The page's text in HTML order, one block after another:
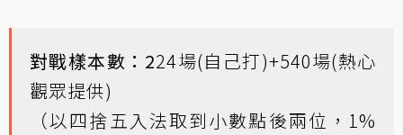
對戰樣本數：224場(自己打)+540場(熱心
觀眾提供)
（以四捨五入法取到小數點後兩位，1%